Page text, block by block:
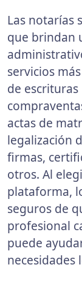
Las notarías
que brindan
servicios
de
actas de
legalización
firmas,
otros. Al
plataforma,
seguros de
profesional
puede
necesidades